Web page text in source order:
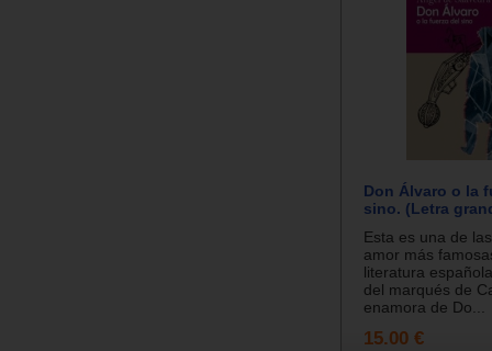
Don Álvaro o la
sino. (Letra
Esta es una de
amor más
literatura
del marqués de
enamora de Do...
15.00 €